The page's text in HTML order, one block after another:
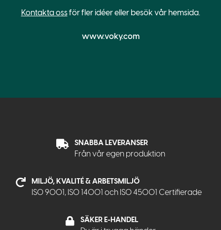
Kontakta ossför fler idéer eller besök vår hemsida.
www.voky.com
SNABBA LEVERANSER
Från vår egen produktion
MILJÖ, KVALITÉ & ARBETSMILJÖ
ISO 9001, ISO 14001 och ISO 45001 Certifierade
SÄKER E-HANDEL